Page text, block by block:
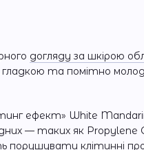
догляду за шкірою
та помітно
ефект» White
— таких як
порушувати клітинні